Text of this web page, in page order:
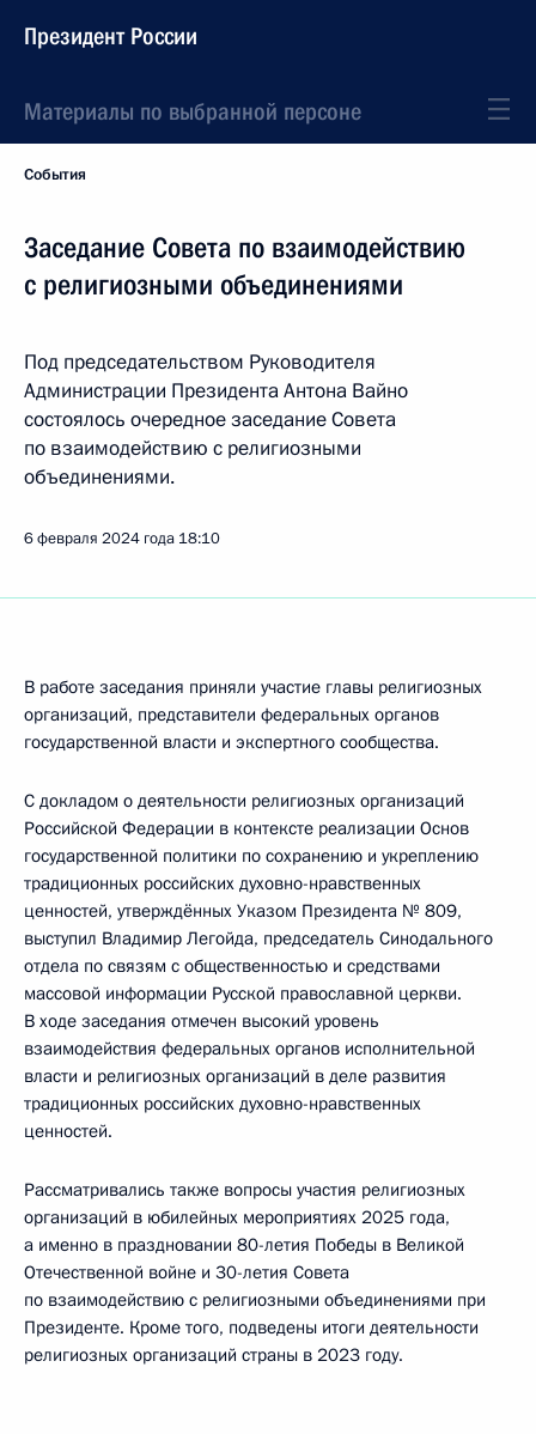
Президент России
Материалы по выбранной персоне
События
Заседание Совета по взаимодействию
с религиозными объединениями
Под председательством Руководителя
Администрации Президента Антона Вайно
состоялось очередное заседание Совета
по взаимодействию с религиозными
объединениями.
6 февраля 2024 года 18:10
В работе заседания приняли участие главы религиозных
организаций, представители федеральных органов
государственной власти и экспертного сообщества.
С докладом о деятельности религиозных организаций
Российской Федерации в контексте реализации Основ
государственной политики по сохранению и укреплению
традиционных российских духовно-нравственных
ценностей, утверждённых Указом Президента № 809,
выступил Владимир Легойда, председатель Синодального
отдела по связям с общественностью и средствами
массовой информации Русской православной церкви.
В ходе заседания отмечен высокий уровень
взаимодействия федеральных органов исполнительной
власти и религиозных организаций в деле развития
традиционных российских духовно-нравственных
ценностей.
Рассматривались также вопросы участия религиозных
организаций в юбилейных мероприятиях 2025 года,
а именно в праздновании 80-летия Победы в Великой
Отечественной войне и 30-летия Совета
по взаимодействию с религиозными объединениями при
Президенте. Кроме того, подведены итоги деятельности
религиозных организаций страны в 2023 году.